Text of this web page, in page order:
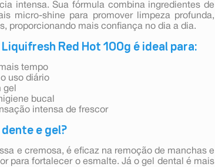
intensa. Sua fórmula combina ingredientes de
micro-shine para promover limpeza profunda,
proporcionando mais confiança no dia a dia.
Red Hot 100g é ideal para:
tempo
uso diário
bucal
intensa de frescor
e gel?
e cremosa, é eficaz na remoção de manchas e
para fortalecer o esmalte. Já o gel dental é mais